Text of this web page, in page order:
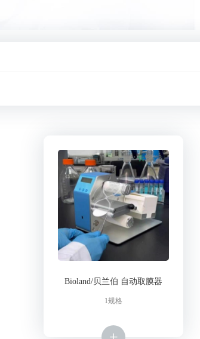
Bioland/贝兰伯 自动取膜器
1规格